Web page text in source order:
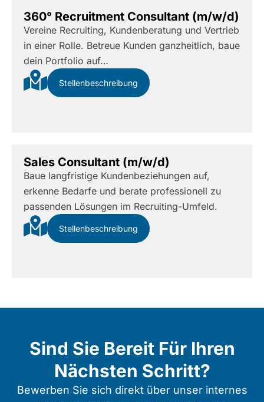
360° Recruitment Consultant (m/w/d)
Vereine Recruiting, Kundenberatung und Vertrieb
in einer Rolle. Betreue Kunden ganzheitlich, baue
dein Portfolio auf…
Stellenbeschreibung
Sales Consultant (m/w/d)
Baue langfristige Kundenbeziehungen auf,
erkenne Bedarfe und berate professionell zu
passenden Lösungen im Recruiting-Umfeld.
Stellenbeschreibung
Sind Sie Bereit Für Ihren
Nächsten Schritt?
Bewerben Sie sich direkt über unser internes